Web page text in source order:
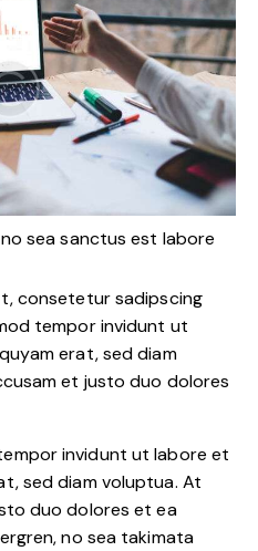
sea sanctus est labore
consetetur sadipscing
tempor invidunt ut
erat, sed diam
et justo duo dolores
invidunt ut labore et
sed diam voluptua. At
duo dolores et ea
no sea takimata